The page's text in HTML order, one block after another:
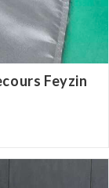
Feyzin